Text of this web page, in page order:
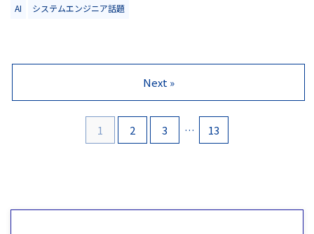
AI システムエンジニア話題
1 2 3 … 13
Next »